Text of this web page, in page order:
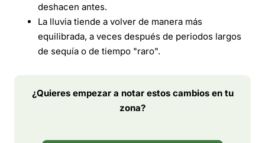
deshacen antes.
La lluvia tiende a volver de manera más
equilibrada, a veces después de periodos largos
de sequía o de tiempo "raro".
¿Quieres empezar a notar estos cambios en tu
zona?